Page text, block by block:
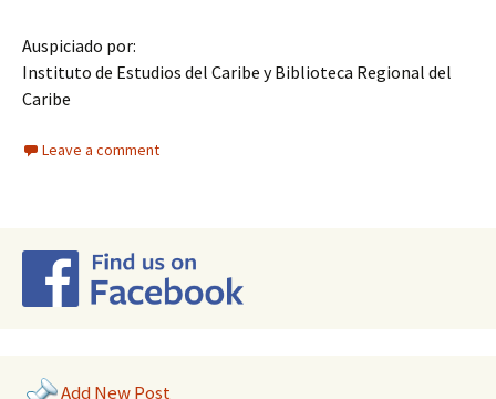
Auspiciado por:
Instituto de Estudios del Caribe y Biblioteca Regional del
Caribe
Leave a comment
Add New Post